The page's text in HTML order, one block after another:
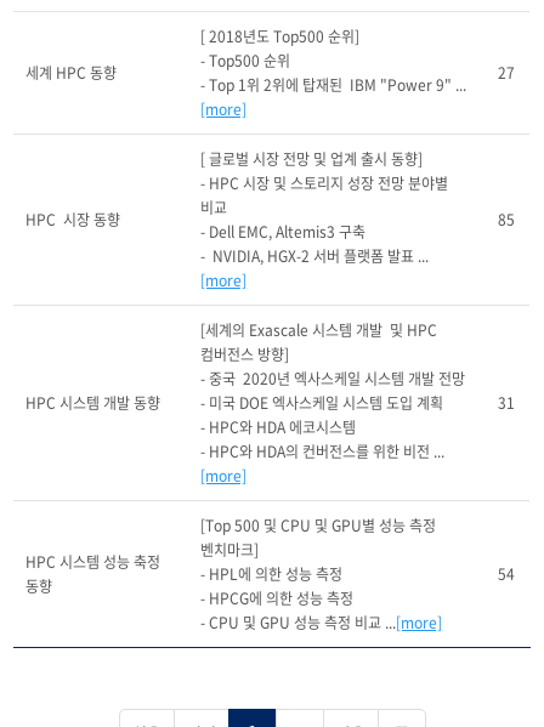
세계 HPC 동향
[ 2018년도 Top500 순위]
- Top500 순위
- Top 1위 2위에 탑재된  IBM "Power 9" ...
[more]
27
HPC  시장 동향
[ 글로벌 시장 전망 및 업계 출시 동향]
- HPC 시장 및 스토리지 성장 전망 분야별
비교
- Dell EMC, Altemis3 구축
-  NVIDIA, HGX-2 서버 플랫폼 발표 ...
[more]
85
HPC 시스템 개발 동향
[세계의 Exascale 시스템 개발  및 HPC
컴버전스 방향]
- 중국  2020년 엑사스케일 시스템 개발 전망
- 미국 DOE 엑사스케일 시스템 도입 계획
- HPC와 HDA 에코시스템
- HPC와 HDA의 컨버전스를 위한 비전 ...
[more]
31
HPC 시스템 성능 축정
동향
[Top 500 및 CPU 및 GPU별 성능 측정
벤치마크]
- HPL에 의한 성능 측정
- HPCG에 의한 성능 측정
- CPU 및 GPU 성능 측정 비교 ...[more]
54